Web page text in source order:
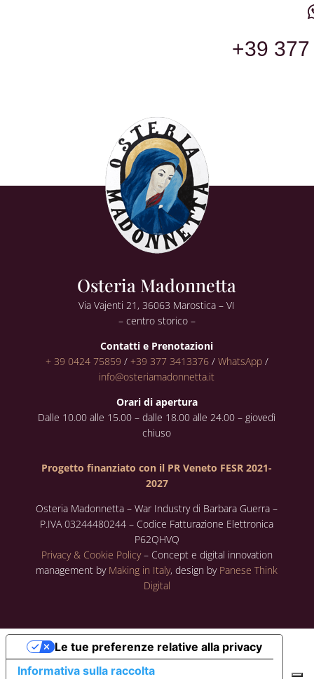
+39
Osteria Madonnetta
Via Vajenti 21, 36063 Marostica – VI
– centro storico –
Contatti e Prenotazioni
+ 39 0424 75859 / +39 377 3413376/ WhatsApp/
info@osteriamadonnetta.it
Orari di apertura
Dalle 10.00 alle 15.00 – dalle 18.00 alle 24.00 – giovedì
chiuso
Progetto finanziato con il PR Veneto FESR 2021-
2027
Osteria Madonnetta – War Industry di Barbara Guerra –
P.IVA 03244480244 – Codice Fatturazione Elettronica
P62QHVQ
Privacy & Cookie Policy– Concept e digital innovation
management by Making in Italy, design by Panese Think
Digital
Informativa sulla raccolta
Le tue preferenze relative alla privacy